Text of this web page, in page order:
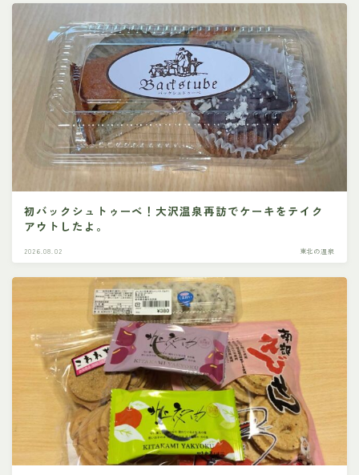
初バックシュトゥーベ！大沢温泉再訪でケーキをテイク
アウトしたよ。
2026.08.02 東北の温泉